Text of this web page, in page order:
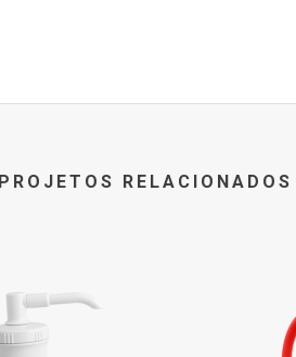
PROJETOS RELACIONADOS